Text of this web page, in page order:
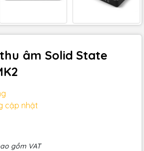
âm Solid State
cập nhật
gồm VAT